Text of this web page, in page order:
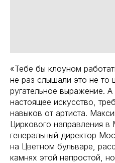
«Тебе бы клоуном
не раз слышали это не то
ругательное выражение.
настоящее искусство,
навыков от артиста.
Циркового направления
генеральный директор
на Цветном бульваре,
камнях этой непростой,